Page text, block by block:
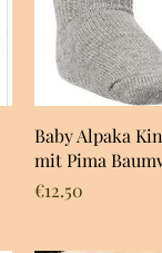
Baby Alpaka
mit Pima
Price
€12.50